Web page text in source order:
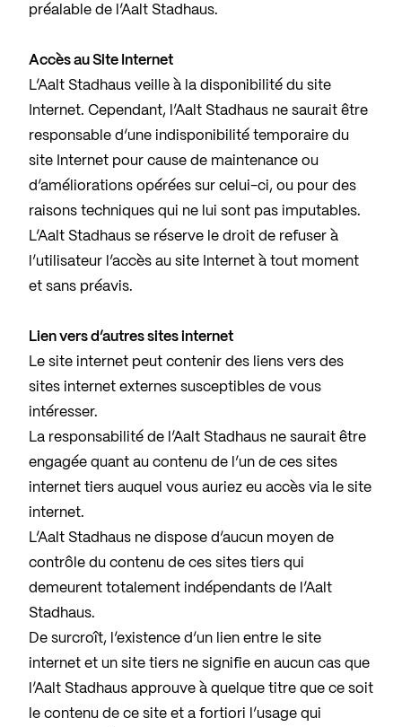
préalable de l’Aalt Stadhaus.
Accès au Site Internet
L’Aalt Stadhaus veille à la disponibilité du site
Internet. Cependant, l’Aalt Stadhaus ne saurait être
responsable d’une indisponibilité temporaire du
site Internet pour cause de maintenance ou
d’améliorations opérées sur celui-ci, ou pour des
raisons techniques qui ne lui sont pas imputables.
L’Aalt Stadhaus se réserve le droit de refuser à
l’utilisateur l’accès au site Internet à tout moment
et sans préavis.
Lien vers d’autres sites internet
Le site internet peut contenir des liens vers des
sites internet externes susceptibles de vous
intéresser.
La responsabilité de l’Aalt Stadhaus ne saurait être
engagée quant au contenu de l’un de ces sites
internet tiers auquel vous auriez eu accès via le site
internet.
L’Aalt Stadhaus ne dispose d’aucun moyen de
contrôle du contenu de ces sites tiers qui
demeurent totalement indépendants de l’Aalt
Stadhaus.
De surcroît, l’existence d’un lien entre le site
internet et un site tiers ne signifie en aucun cas que
l’Aalt Stadhaus approuve à quelque titre que ce soit
le contenu de ce site et a fortiori l’usage qui